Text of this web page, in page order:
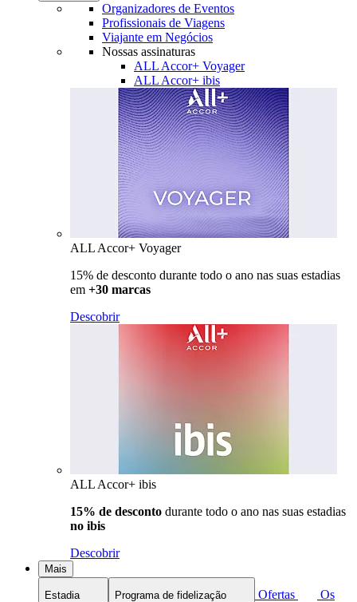
Organizadores de Eventos
Profissionais de Viagens
Viajante em Negócios
Nossas assinaturas
ALL Accor+ Voyager
ALL Accor+ ibis
ALL Accor+ Voyager
15% de desconto durante todo o ano nas suas estadias
em +30 marcas
Descobrir
ALL Accor+ ibis
15% de desconto durante todo o ano nas suas estadias
no ibis
Descobrir
Mais
Estadia Programa de fidelização Ofertas
Os